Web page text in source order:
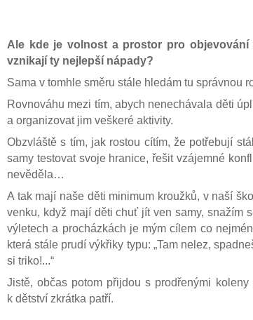
Ale kde je volnost a prostor pro
vznikají ty nejlepší nápady?
Sama v tomhle směru stále hledám tu správnou
Rovnováhu mezi tím, abych nenechávala děti
a organizovat jim veškeré aktivity.
Obzvláště s tím, jak rostou cítím, že potřebují
samy testovat svoje hranice, řešit vzájemné
nevěděla…
A tak mají naše děti minimum kroužků, v naší
venku, když mají děti chuť jít ven samy, snažím
výletech a procházkách je mým cílem co
která stále prudí výkřiky typu: „Tam nelez,
si triko!...“
Jistě, občas potom přijdou s prodřenými
k dětství zkrátka patří.